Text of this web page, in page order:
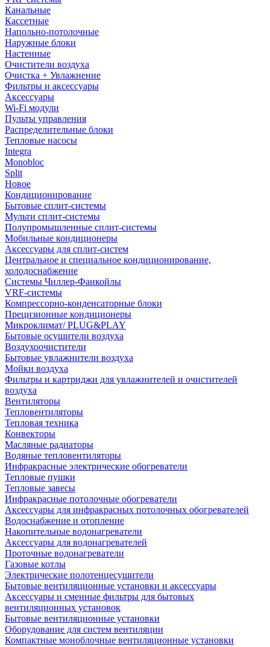
Канальные
Кассетные
Напольно-потолочные
Наружные блоки
Настенные
Очистители воздуха
Очистка + Увлажнение
Фильтры и аксессуары
Аксессуары
Wi-Fi модули
Пульты управления
Распределительные блоки
Тепловые насосы
Integra
Monobloc
Split
Новое
Кондиционирование
Бытовые сплит-системы
Мульти сплит-системы
Полупромышленные сплит-системы
Мобильные кондиционеры
Аксессуары для сплит-систем
Центральное и специальное кондиционирование,
холодоснабжение
Системы Чиллер-Фанкойлы
VRF-системы
Компрессорно-конденсаторные блоки
Прецизионные кондиционеры
Микроклимат/ PLUG&PLAY
Бытовые осушители воздуха
Воздухоочистители
Бытовые увлажнители воздуха
Мойки воздуха
Фильтры и картриджи для увлажнителей и очистителей
воздуха
Вентиляторы
Тепловентиляторы
Тепловая техника
Конвекторы
Масляные радиаторы
Водяные тепловентиляторы
Инфракрасные электрические обогреватели
Тепловые пушки
Тепловые завесы
Инфракрасные потолочные обогреватели
Аксессуары для инфракрасных потолочных обогревателей
Водоснабжение и отопление
Накопительные водонагреватели
Аксессуары для водонагревателей
Проточные водонагреватели
Газовые котлы
Электрические полотенцесушители
Бытовые вентиляционные установки и аксессуары
Аксессуары и сменные фильтры для бытовых
вентиляционных установок
Бытовые вентиляционные установки
Оборудование для систем вентиляции
Компактные моноблочные вентиляционные установки